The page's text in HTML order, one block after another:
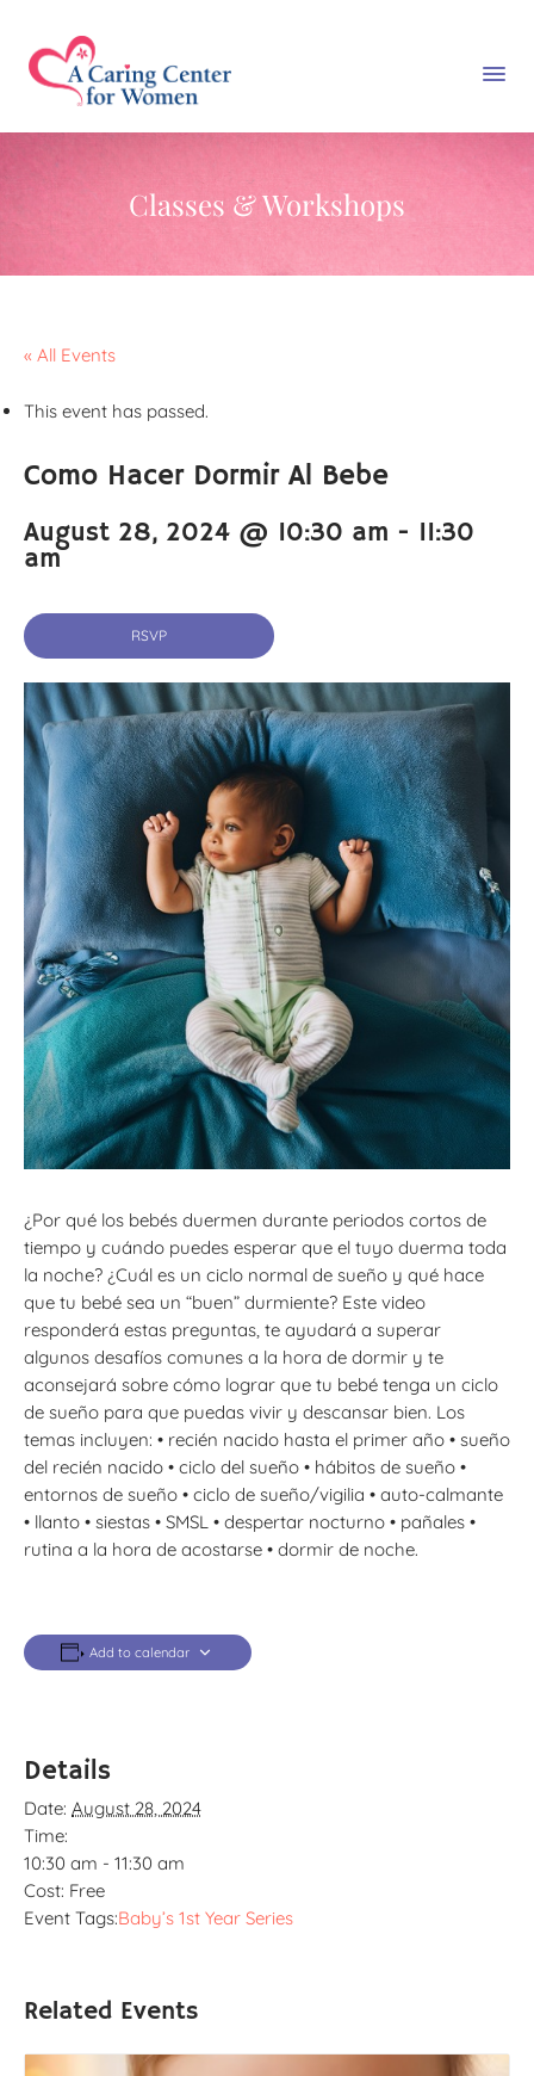
Classes & Workshops
« All Events
This event has passed.
Como Hacer Dormir Al Bebe
August 28, 2024 @ 10:30 am - 11:30
am
RSVP
¿Por qué los bebés duermen durante periodos cortos de
tiempo y cuándo puedes esperar que el tuyo duerma toda
la noche? ¿Cuál es un ciclo normal de sueño y qué hace
que tu bebé sea un “buen” durmiente? Este video
responderá estas preguntas, te ayudará a superar
algunos desafíos comunes a la hora de dormir y te
aconsejará sobre cómo lograr que tu bebé tenga un ciclo
de sueño para que puedas vivir y descansar bien. Los
temas incluyen: • recién nacido hasta el primer año • sueño
del recién nacido • ciclo del sueño • hábitos de sueño •
entornos de sueño • ciclo de sueño/vigilia • auto-calmante
• llanto • siestas • SMSL • despertar nocturno • pañales •
rutina a la hora de acostarse • dormir de noche.
Add to calendar
Details
Date: August 28, 2024
Time:
10:30 am - 11:30 am
Cost: Free
Event Tags:Baby’s 1st Year Series
Related Events